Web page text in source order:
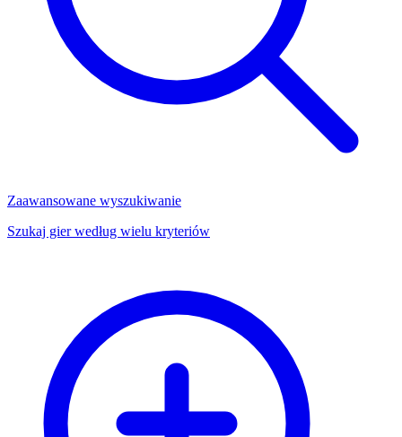
Zaawansowane wyszukiwanie
Szukaj gier według wielu kryteriów